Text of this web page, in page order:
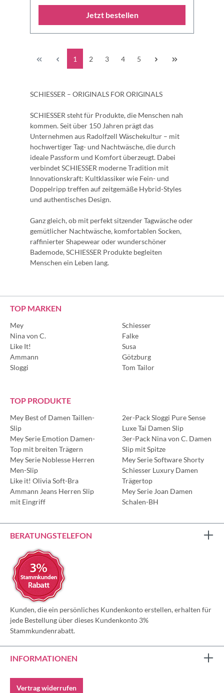
Jetzt bestellen
1 2 3 4 5
SCHIESSER – ORIGINALS FOR ORIGINALS
SCHIESSER steht für Produkte, die Menschen nah
kommen. Seit über 150 Jahren prägt das
Unternehmen aus Radolfzell Wäschekultur – mit
hochwertiger Tag- und Nachtwäsche, die durch
ideale Passform und Komfort überzeugt. Dabei
verbindet SCHIESSER moderne Tradition mit
Innovationskraft: Kultklassiker wie Fein- und
Doppelripp treffen auf zeitgemäße Hybrid-Styles
und authentisches Design.
Ganz gleich, ob mit perfekt sitzender Tagwäsche oder
gemütlicher Nachtwäsche, komfortablen Socken,
raffinierter Shapewear oder wunderschöner
Bademode, SCHIESSER Produkte begleiten
Menschen ein Leben lang.
TOP MARKEN
Mey
Nina von C.
Like It!
Ammann
Sloggi
Schiesser
Falke
Susa
Götzburg
Tom Tailor
TOP PRODUKTE
Mey Best of Damen Taillen-
Slip
Mey Serie Emotion Damen-
Top mit breiten Trägern
Mey Serie Noblesse Herren
Men-Slip
Like it! Olivia Soft-Bra
Ammann Jeans Herren Slip
mit Eingriff
2er-Pack Sloggi Pure Sense
Luxe Tai Damen Slip
3er-Pack Nina von C. Damen
Slip mit Spitze
Mey Serie Software Shorty
Schiesser Luxury Damen
Trägertop
Mey Serie Joan Damen
Schalen-BH
BERATUNGSTELEFON
Kunden, die ein persönliches Kundenkonto erstellen, erhalten für
jede Bestellung über dieses Kundenkonto 3%
Stammkundenrabatt.
INFORMATIONEN
Vertrag widerrufen